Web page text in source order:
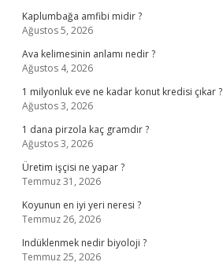
Kaplumbağa amfibi midir ?
Ağustos 5, 2026
Ava kelimesinin anlamı nedir ?
Ağustos 4, 2026
1 milyonluk eve ne kadar konut kredisi çıkar ?
Ağustos 3, 2026
1 dana pirzola kaç gramdır ?
Ağustos 3, 2026
Üretim işçisi ne yapar ?
Temmuz 31, 2026
Koyunun en iyi yeri neresi ?
Temmuz 26, 2026
Indüklenmek nedir biyoloji ?
Temmuz 25, 2026